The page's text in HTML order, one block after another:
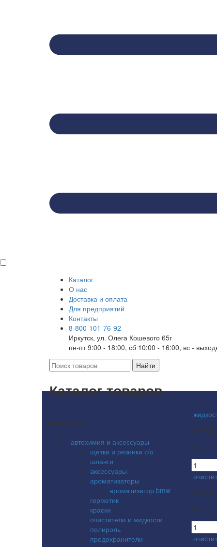
Каталог
О нас
Доставка и оплата
Для предприятий
Контакты
8-800-101-76-92
Иркутск, ул. Олега Кошевого 65г
пн-пт 9:00 - 18:00, сб 10:00 - 16:00, вс -
Каталог товаров
Категории
автохимия и аксессуары
щетки и резинки с/о
шланги
аксессуары
ароматизаторы
ароматизатор bmw
герметик
краски
очистители и жидкости
полироль
предохранители
NEZAM
299.00
320454
350.00